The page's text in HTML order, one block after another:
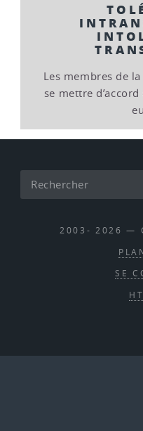
Les membres de
se mettre
2003- 2026 —
SE